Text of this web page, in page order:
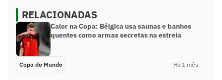
RELACIONADAS
Calor na Copa: Bélgica usa saunas e banhos
quentes como armas secretas na estreia
Copa do Mundo Há 1 mês